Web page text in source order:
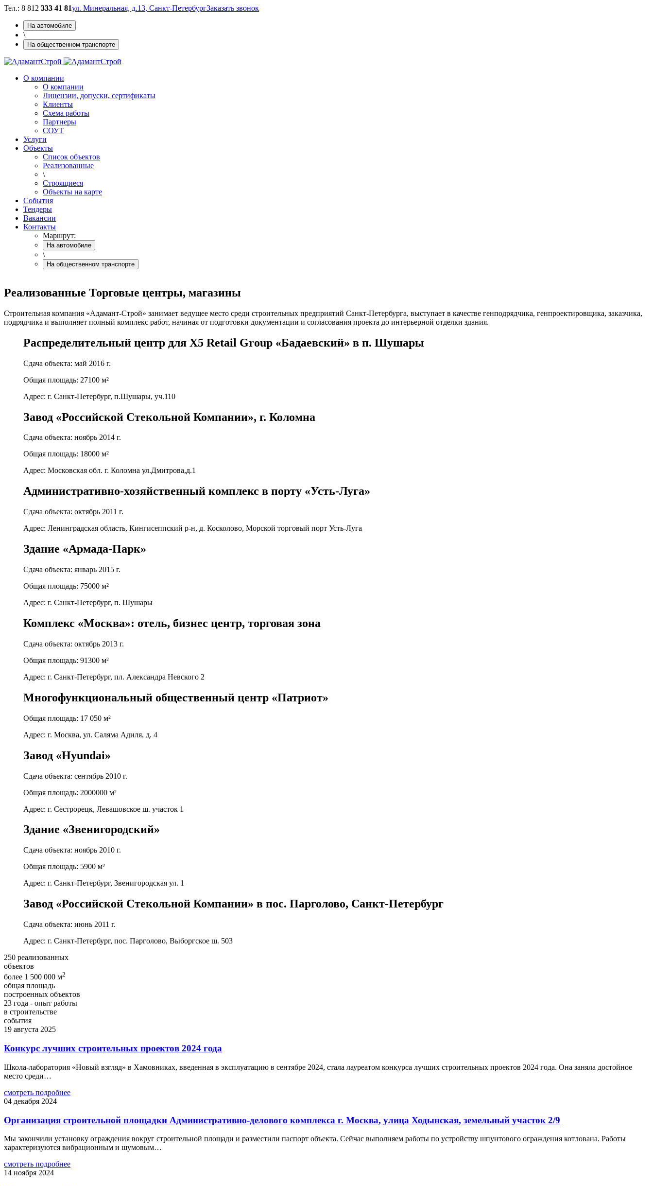
Тел.: 8 812 333 41 81ул. Минеральная, д.13, Санкт-ПетербургЗаказать звонок
На автомобиле
\
На общественном транспорте
О компании
О компании
Лицензии, допуски, сертификаты
Клиенты
Схема работы
Партнеры
СОУТ
Услуги
Объекты
Cписок объектов
Реализованные
\
Строящиеся
Объекты на карте
Cобытия
Тендеры
Вакансии
Контакты
Маршрут:
На автомобиле
\
На общественном транспорте
Реализованные Торговые центры, магазины
Строительная компания «Адамант-Строй» занимает ведущее место среди строительных предприятий Санкт-Петербурга, выступает в качестве генподрядчика, генпроектировщика, заказчика,
подрядчика и выполняет полный комплекс работ, начиная от подготовки документации и согласования проекта до интерьерной отделки здания.
Распределительный центр для X5 Retail Group «Бадаевский» в п. Шушары
Сдача объекта: май 2016 г.
Общая площадь: 27100 м²
Адрес: г. Санкт-Петербург, п.Шушары, уч.110
Завод «Российской Стекольной Компании», г. Коломна
Сдача объекта: ноябрь 2014 г.
Общая площадь: 18000 м²
Адрес: Московская обл. г. Коломна ул.Дмитрова,д.1
Административно-хозяйственный комплекс в порту «Усть-Луга»
Сдача объекта: октябрь 2011 г.
Адрес: Ленинградская область, Кингисеппский р-н, д. Косколово, Морской торговый порт Усть-Луга
Здание «Армада-Парк»
Сдача объекта: январь 2015 г.
Общая площадь: 75000 м²
Адрес: г. Санкт-Петербург, п. Шушары
Комплекс «Москва»: отель, бизнес центр, торговая зона
Сдача объекта: октябрь 2013 г.
Общая площадь: 91300 м²
Адрес: г. Санкт-Петербург, пл. Александра Невского 2
Многофункциональный общественный центр «Патриот»
Общая площадь: 17 050 м²
Адрес: г. Москва, ул. Саляма Адиля, д. 4
Завод «Hyundai»
Сдача объекта: сентябрь 2010 г.
Общая площадь: 2000000 м²
Адрес: г. Сестрорецк, Левашовское ш. участок 1
Здание «Звенигородский»
Сдача объекта: ноябрь 2010 г.
Общая площадь: 5900 м²
Адрес: г. Санкт-Петербург, Звенигородская ул. 1
Завод «Российской Стекольной Компании» в пос. Парголово, Санкт-Петербург
Сдача объекта: июнь 2011 г.
Адрес: г. Санкт-Петербург, пос. Парголово, Выборгское ш. 503
250 реализованных
объектов
более 1 500 000 м2
общая площадь
построенных объектов
23 года - опыт работы
в строительстве
события
19 августа 2025
Конкурс лучших строительных проектов 2024 года
Школа-лаборатория «Новый взгляд» в Хамовниках, введенная в эксплуатацию в сентябре 2024, стала лауреатом конкурса лучших строительных проектов 2024 года. Она заняла достойное
место среди…
смотреть подробнее
04 декабря 2024
Организация строительной площадки Административно-делового комплекса г. Москва, улица Ходынская, земельный участок 2/9
Мы закончили установку ограждения вокруг строительной площади и разместили паспорт объекта. Сейчас выполняем работы по устройству шпунтового ограждения котлована. Работы
характеризуются вибрационным и шумовым…
смотреть подробнее
14 ноября 2024